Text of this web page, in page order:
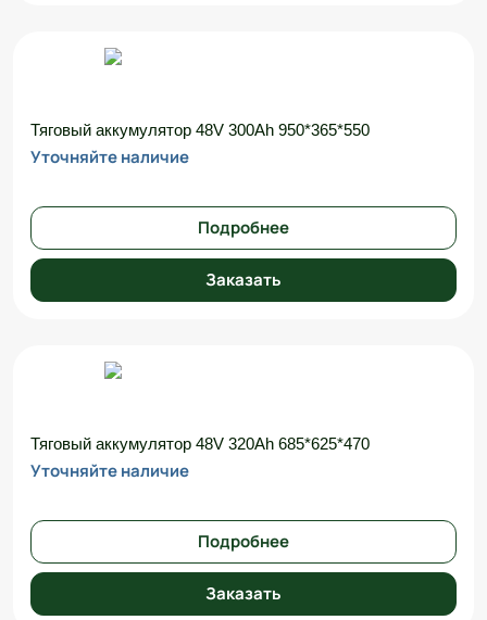
Тяговый аккумулятор 48V 300Ah 950*365*550
Уточняйте наличие
Подробнее
Заказать
Тяговый аккумулятор 48V 320Ah 685*625*470
Уточняйте наличие
Подробнее
Заказать